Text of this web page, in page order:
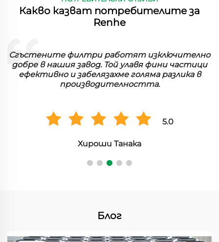
Какво казват потребителите за
Renhe
Сгъстените филтри работят изключително
добре в нашия завод. Той улавя фини частици
ефективно и забелязахме голяма разлика в
производителността.
5.0
Хироши Танака
Блог